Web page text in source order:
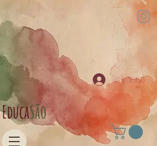
Log In/Registo
Educa​São